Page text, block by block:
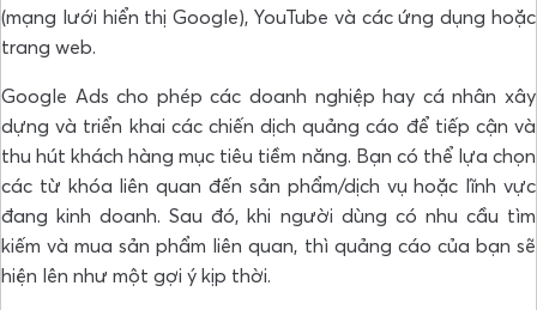
(mạng lưới hiển thị Google), YouTube và các ứng dụng hoặc
trang web.
Google Ads cho phép các doanh nghiệp hay cá nhân xây
dựng và triển khai các chiến dịch quảng cáo để tiếp cận và
thu hút khách hàng mục tiêu tiềm năng. Bạn có thể lựa chọn
các từ khóa liên quan đến sản phẩm/dịch vụ hoặc lĩnh vực
đang kinh doanh. Sau đó, khi người dùng có nhu cầu tìm
kiếm và mua sản phẩm liên quan, thì quảng cáo của bạn sẽ
hiện lên như một gợi ý kịp thời.